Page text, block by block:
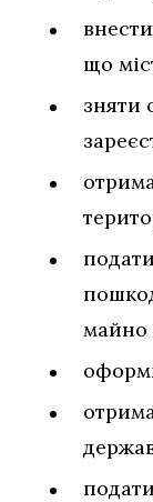
що
зняти
майно